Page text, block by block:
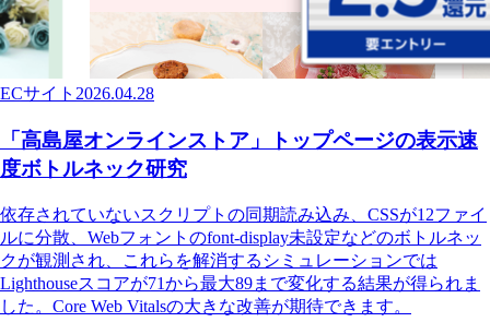
ECサイト 2026.04.28
「高島屋オンラインストア」トップページの表示速
度ボトルネック研究
依存されていないスクリプトの同期読み込み、CSSが12ファイ
ルに分散、Webフォントのfont-display未設定などのボトルネッ
クが観測され、これらを解消するシミュレーションでは
Lighthouseスコアが71から最大89まで変化する結果が得られま
した。Core Web Vitalsの大きな改善が期待できます。